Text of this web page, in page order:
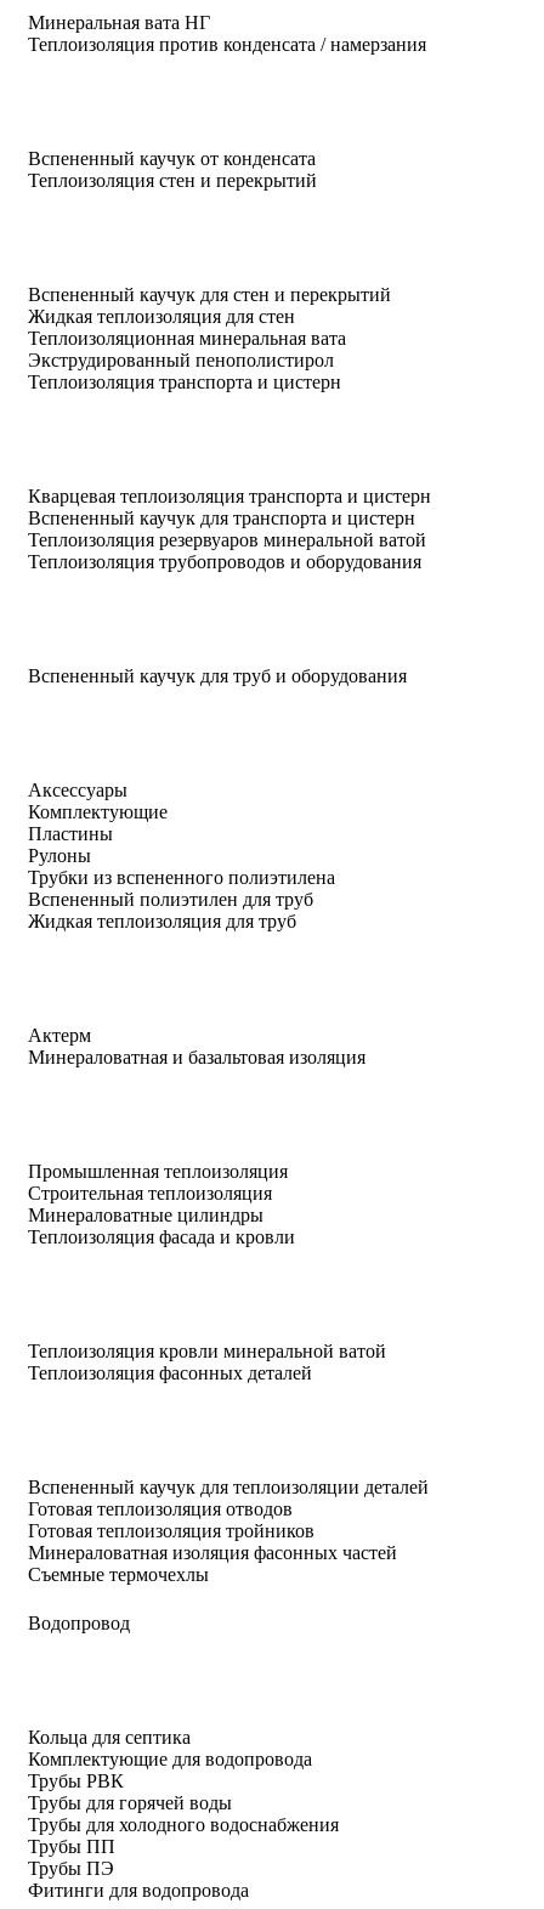
Минеральная вата НГ
Теплоизоляция против конденсата / намерзания
Вспененный каучук от конденсата
Теплоизоляция стен и перекрытий
Вспененный каучук для стен и перекрытий
Жидкая теплоизоляция для стен
Теплоизоляционная минеральная вата
Экструдированный пенополистирол
Теплоизоляция транспорта и цистерн
Кварцевая теплоизоляция транспорта и цистерн
Вспененный каучук для транспорта и цистерн
Теплоизоляция резервуаров минеральной ватой
Теплоизоляция трубопроводов и оборудования
Вспененный каучук для труб и оборудования
Аксессуары
Комплектующие
Пластины
Рулоны
Трубки из вспененного полиэтилена
Вспененный полиэтилен для труб
Жидкая теплоизоляция для труб
Актерм
Минераловатная и базальтовая изоляция
Промышленная теплоизоляция
Строительная теплоизоляция
Минераловатные цилиндры
Теплоизоляция фасада и кровли
Теплоизоляция кровли минеральной ватой
Теплоизоляция фасонных деталей
Вспененный каучук для теплоизоляции деталей
Готовая теплоизоляция отводов
Готовая теплоизоляция тройников
Минераловатная изоляция фасонных частей
Съемные термочехлы
Водопровод
Кольца для септика
Комплектующие для водопровода
Трубы РВК
Трубы для горячей воды
Трубы для холодного водоснабжения
Трубы ПП
Трубы ПЭ
Фитинги для водопровода